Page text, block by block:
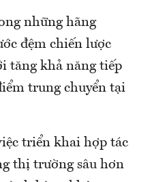
những hãng
đệm chiến lược
tăng khả năng tiếp
trung chuyển tại
triển khai hợp tác
thị trường sâu hơn